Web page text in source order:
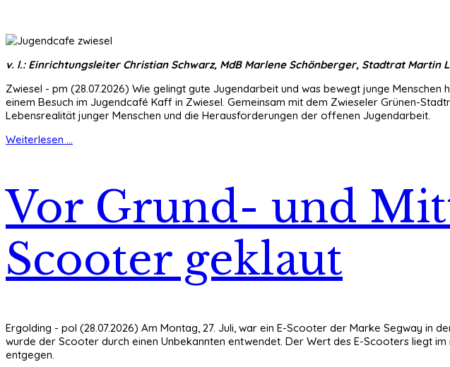
v. l.: Einrichtungsleiter Christian Schwarz, MdB Marlene Schönberger, Stadtrat Martin
Zwiesel - pm (28.07.2026) Wie gelingt gute Jugendarbeit und was bewegt junge
einem Besuch im Jugendcafé Kaff in Zwiesel. Gemeinsam mit dem Zwieseler Grünen-
Lebensrealität junger Menschen und die Herausforderungen der offenen Jugendarbeit.
Weiterlesen ...
Vor Grund- und
Scooter geklaut
Ergolding - pol (28.07.2026) Am Montag, 27. Juli, war ein E-Scooter der Marke Segway in
wurde der Scooter durch einen Unbekannten entwendet. Der Wert des E-Scooters liegt
entgegen.